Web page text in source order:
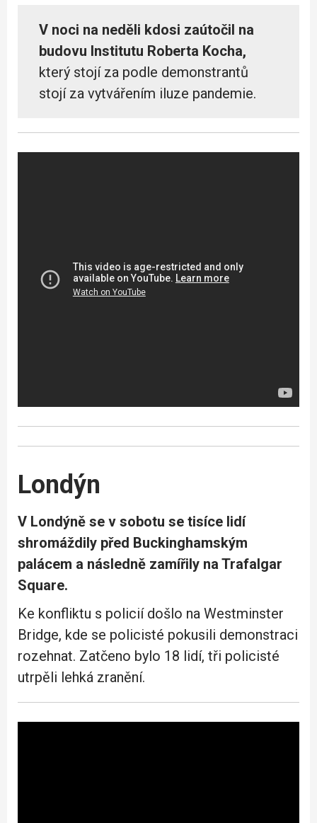
V noci na neděli kdosi zaútočil na
budovu Institutu Roberta Kocha,
který stojí za podle demonstrantů
stojí za vytvářením iluze pandemie.
Londýn
V Londýně se v sobotu se tisíce lidí
shromáždily před Buckinghamským
palácem a následně zamířily na Trafalgar
Square.
Ke konfliktu s policií došlo na Westminster
Bridge, kde se policisté pokusili demonstraci
rozehnat. Zatčeno bylo 18 lidí, tři policisté
utrpěli lehká zranění.